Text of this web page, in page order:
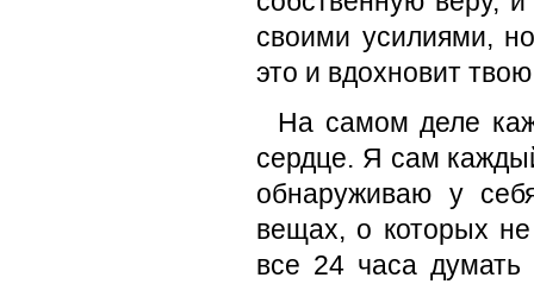
своими усилиями,
это и вдохновит
На самом деле
сердце. Я сам
обнаруживаю у
вещах, о которых
все 24 часа